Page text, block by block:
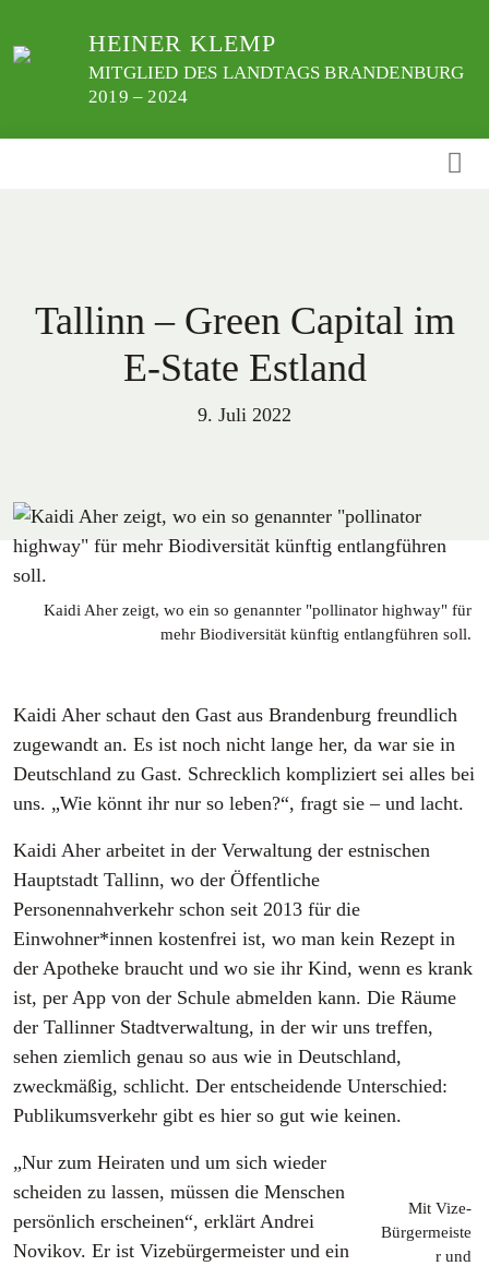
zum
HEINER KLEMP
MITGLIED DES LANDTAGS BRANDENBURG
2019 – 2024
Tallinn – Green Capital im
E-State Estland
9. Juli 2022
Kaidi Aher zeigt, wo ein so genannter "pollinator highway" für
mehr Biodiversität künftig entlangführen soll.
Kaidi Aher schaut den Gast aus Brandenburg freundlich
zugewandt an. Es ist noch nicht lange her, da war sie in
Deutschland zu Gast. Schrecklich kompliziert sei alles bei
uns. „Wie könnt ihr nur so leben?“, fragt sie – und lacht.
Kaidi Aher arbeitet in der Verwaltung der estnischen
Hauptstadt Tallinn, wo der Öffentliche
Personennahverkehr schon seit 2013 für die
Einwohner*innen kostenfrei ist, wo man kein Rezept in
der Apotheke braucht und wo sie ihr Kind, wenn es krank
ist, per App von der Schule abmelden kann. Die Räume
der Tallinner Stadtverwaltung, in der wir uns treffen,
sehen ziemlich genau so aus wie in Deutschland,
zweckmäßig, schlicht. Der entscheidende Unterschied:
Publikumsverkehr gibt es hier so gut wie keinen.
Mit Vize-
Bürgermeiste
r und
„Nur zum Heiraten und um sich wieder
scheiden zu lassen, müssen die Menschen
persönlich erscheinen“, erklärt Andrei
Novikov. Er ist Vizebürgermeister und ein